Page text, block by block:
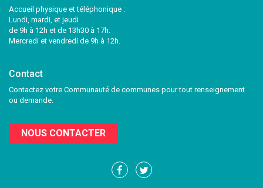
Accueil physique et téléphonique :
Lundi, mardi, et jeudi
de 9h à 12h et de 13h30 à 17h.
Mercredi et vendredi de 9h à 12h.
Contact
Contactez votre Communauté de communes pour tout renseignement
ou demande.
NOUS CONTACTER
Lien
Lien